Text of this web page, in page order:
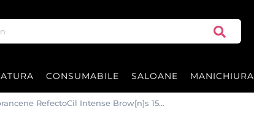
CONSUMABILE SALOANE MANICHIURA
RefectoCil Intense Brow[n]s 15ml